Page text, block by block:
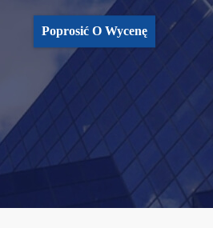
Poprosić O Wycenę